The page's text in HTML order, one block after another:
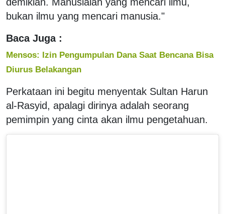
bukan ilmu yang mencari manusia."
Baca Juga :
Mensos: Izin Pengumpulan Dana Saat Bencana Bisa
Diurus Belakangan
Perkataan ini begitu menyentak Sultan Harun
al-Rasyid, apalagi dirinya adalah seorang
pemimpin yang cinta akan ilmu pengetahuan.